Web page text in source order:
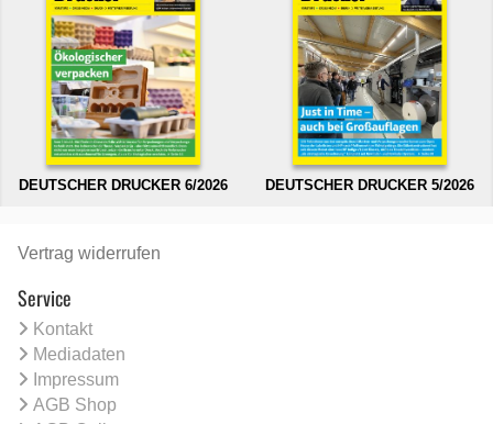
DEUTSCHER DRUCKER 6/2026 DEUTSCHER DRUCKER 5/2026
Vertrag widerrufen
Service
Kontakt
Mediadaten
Impressum
AGB Shop